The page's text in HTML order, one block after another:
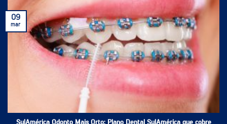
SulAmérica Odonto Mais Orto: Plano Dental SulAmérica que cobre
09
mar